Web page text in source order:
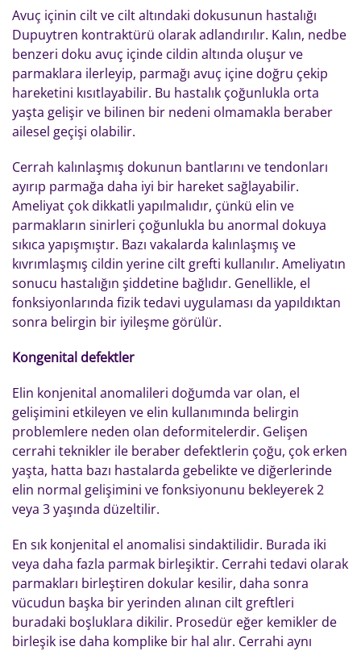
Avuç içinin cilt ve cilt altındaki dokusunun hastalığı
Dupuytren kontraktürü olarak adlandırılır. Kalın, nedbe
benzeri doku avuç içinde cildin altında oluşur ve
parmaklara ilerleyip, parmağı avuç içine doğru çekip
hareketini kısıtlayabilir. Bu hastalık çoğunlukla orta
yaşta gelişir ve bilinen bir nedeni olmamakla beraber
ailesel geçişi olabilir.
Cerrah kalınlaşmış dokunun bantlarını ve tendonları
ayırıp parmağa daha iyi bir hareket sağlayabilir.
Ameliyat çok dikkatli yapılmalıdır, çünkü elin ve
parmakların sinirleri çoğunlukla bu anormal dokuya
sıkıca yapışmıştır. Bazı vakalarda kalınlaşmış ve
kıvrımlaşmış cildin yerine cilt grefti kullanılır. Ameliyatın
sonucu hastalığın şiddetine bağlıdır. Genellikle, el
fonksiyonlarında fizik tedavi uygulaması da yapıldıktan
sonra belirgin bir iyileşme görülür.
Kongenital defektler
Elin konjenital anomalileri doğumda var olan, el
gelişimini etkileyen ve elin kullanımında belirgin
problemlere neden olan deformitelerdir. Gelişen
cerrahi teknikler ile beraber defektlerin çoğu, çok erken
yaşta, hatta bazı hastalarda gebelikte ve diğerlerinde
elin normal gelişimini ve fonksiyonunu bekleyerek 2
veya 3 yaşında düzeltilir.
En sık konjenital el anomalisi sindaktilidir. Burada iki
veya daha fazla parmak birleşiktir. Cerrahi tedavi olarak
parmakları birleştiren dokular kesilir, daha sonra
vücudun başka bir yerinden alınan cilt greftleri
buradaki boşluklara dikilir. Prosedür eğer kemikler de
birleşik ise daha komplike bir hal alır. Cerrahi aynı